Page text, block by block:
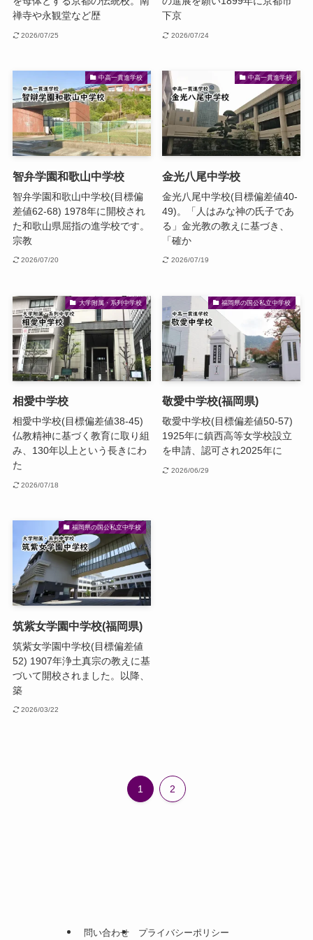
禅寺や永観堂など歴
2026/07/25
下京
2026/07/24
中高一貫進学校
智弁学園和歌山中学校
智弁学園和歌山中学校(目標偏
差値62-68) 1978年に開校され
た和歌山県屈指の進学校です。
宗教
2026/07/20
中高一貫進学校
金光八尾中学校
金光八尾中学校(目標偏差値40-
49)。「人はみな神の氏子であ
る」金光教の教えに基づき、
「確か
2026/07/19
大学附属・系列中学校
相愛中学校
相愛中学校(目標偏差値38-45)
仏教精神に基づく教育に取り組
み、130年以上という長きにわ
た
2026/07/18
福岡県の国公私立中学校
敬愛中学校(福岡県)
敬愛中学校(目標偏差値50-57)
1925年に鎮西高等女学校設立
を申請、認可され2025年に
2026/06/29
福岡県の国公私立中学校
筑紫女学園中学校(福岡県)
筑紫女学園中学校(目標偏差値
52) 1907年浄土真宗の教えに基
づいて開校されました。以降、
築
2026/03/22
1 2
問い合わせ プライバシーポリシー